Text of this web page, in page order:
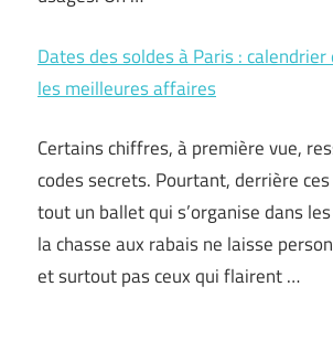
Dates des soldes à Paris :
les meilleures affaires
Certains chiffres, à première vue,
codes secrets. Pourtant, derrière ces
tout un ballet qui s’organise dans
la chasse aux rabais ne laisse
et surtout pas ceux qui flairent …